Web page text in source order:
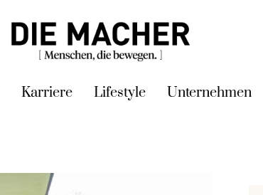
Karriere Lifestyle Unternehmen